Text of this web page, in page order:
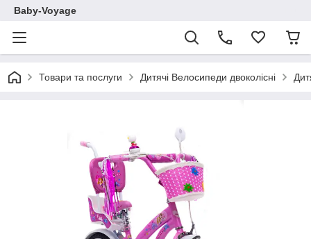
Baby-Voyage
Товари та послуги Дитячі Велосипеди двоколісні